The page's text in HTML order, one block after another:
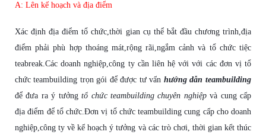
A: Lên kế hoạch và địa điểm
Xácđịnhđịađiểm tổ chức,thời gian cụthểbắt đầu chương trình,địa
điểm phải phù hợp thoáng mát,rộng rãi,ngắm cảnh và tổchức tiệc
teabreak.Các doanh nghiệp,công ty cần liên hệ với với các đơn vịtổ
chức teambuilding trọn gói để được tưvấn hướng dẫn teambuilding
để đưa ra ý tưởngtổ chức teambuilding chuyên nghiệpvà cung cấp
địađiểm đểtổchức.Đơn vị tổchức teambuilding cung cấp cho doanh
nghiệp,công ty về kế hoạch ý tưởng và các trò chơi, thời gian kết thúc